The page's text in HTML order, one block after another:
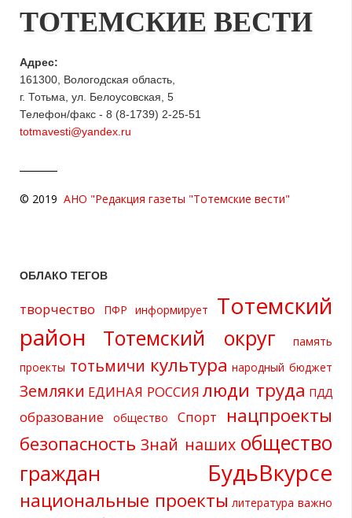
ТОТЕМСКИЕ ВЕСТИ
Адрес:
161300, Вологодская область,
г. Тотьма, ул. Белоусовская, 5
Телефон/факс - 8 (8-1739) 2-25-51
totmavesti@yandex.ru
© 2019 АНО "Редакция газеты "Тотемские вести"
ОБЛАКО ТЕГОВ
творчество ПФР информирует
Тотемский
район
Тотемский округ
память
проекты тотьмичи культура народный бюджет
Земляки ЕДИНАЯ РОССИЯ люди труда ПДД
образование общество Спорт
нацпроекты
безопасность Знай наших общество
граждан
БудьВкурсе
национальные проекты литература важно